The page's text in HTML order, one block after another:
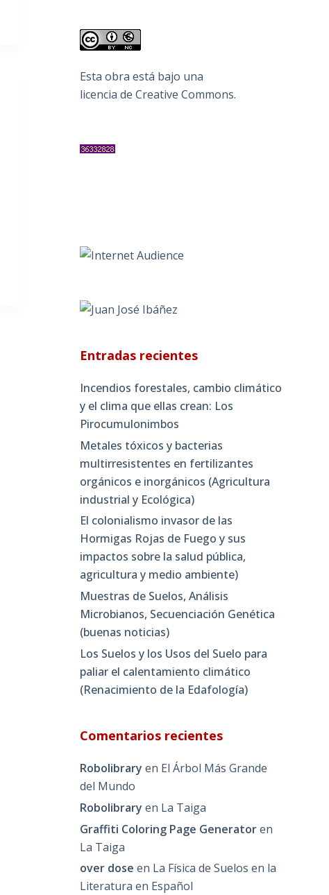
Esta obra está bajo una
licencia de Creative Commons.
Entradas recientes
Incendios forestales, cambio climático
y el clima que ellas crean: Los
Pirocumulonimbos
Metales tóxicos y bacterias
multirresistentes en fertilizantes
orgánicos e inorgánicos (Agricultura
industrial y Ecológica)
El colonialismo invasor de las
Hormigas Rojas de Fuego y sus
impactos sobre la salud pública,
agricultura y medio ambiente)
Muestras de Suelos, Análisis
Microbianos, Secuenciación Genética
(buenas noticias)
Los Suelos y los Usos del Suelo para
paliar el calentamiento climático
(Renacimiento de la Edafología)
Comentarios recientes
Robolibrary en El Árbol Más Grande
del Mundo
Robolibrary en La Taiga
Graffiti Coloring Page Generatoren
La Taiga
over dose en La Física de Suelos en la
Literatura en Español